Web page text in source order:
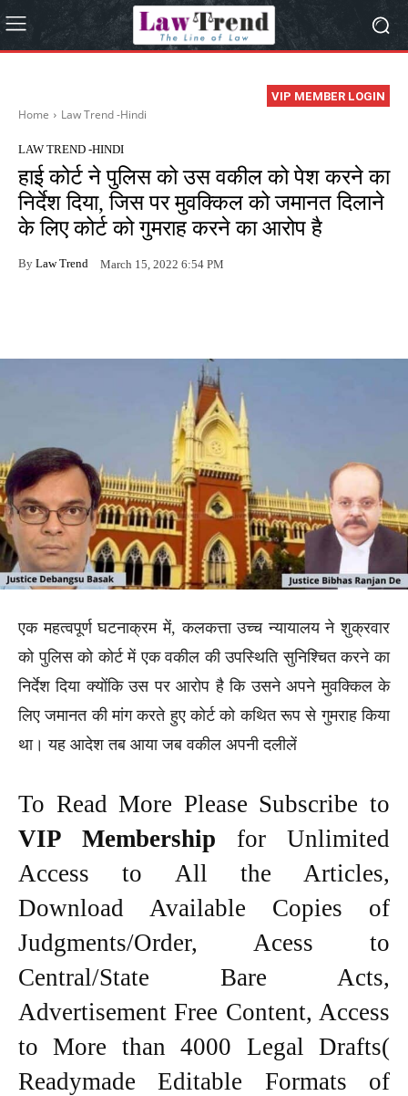
VIP MEMBER LOGIN
Home Law Trend -Hindi
LAW TREND -HINDI
हाई कोर्ट ने पुलिस को उस वकील को पेश करने का
निर्देश दिया, जिस पर मुवक्किल को जमानत दिलाने
के लिए कोर्ट को गुमराह करने का आरोप है
By Law Trend March 15, 2022 6:54 PM
एक महत्वपूर्ण घटनाक्रम में, कलकत्ता उच्च न्यायालय ने शुक्रवार
को पुलिस को कोर्ट में एक वकील की उपस्थिति सुनिश्चित करने का
निर्देश दिया क्योंकि उस पर आरोप है कि उसने अपने मुवक्किल के
लिए जमानत की मांग करते हुए कोर्ट को कथित रूप से गुमराह किया
था। यह आदेश तब आया जब वकील अपनी दलीलें
To Read More Please Subscribe to
VIP Membership for Unlimited
Access to All the Articles,
Download Available Copies of
Judgments/Order, Acess to
Central/State Bare Acts,
Advertisement Free Content, Access
to More than 4000 Legal Drafts(
Readymade Editable Formats of